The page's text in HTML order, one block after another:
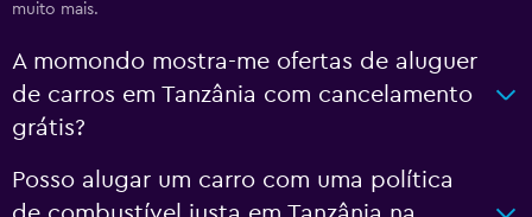
muito mais.
A momondo mostra-me ofertas de aluguer
de carros em Tanzânia com cancelamento
grátis?
Posso alugar um carro com uma política